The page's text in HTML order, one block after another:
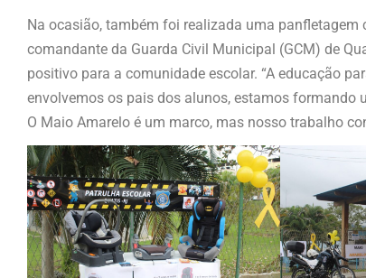
Na ocasião, também foi realizada uma
comandante da Guarda Civil Municipal (GCM) de
positivo para a comunidade escolar. “A educação
envolvemos os pais dos alunos, estamos formando
O Maio Amarelo é um marco, mas nosso trabalho